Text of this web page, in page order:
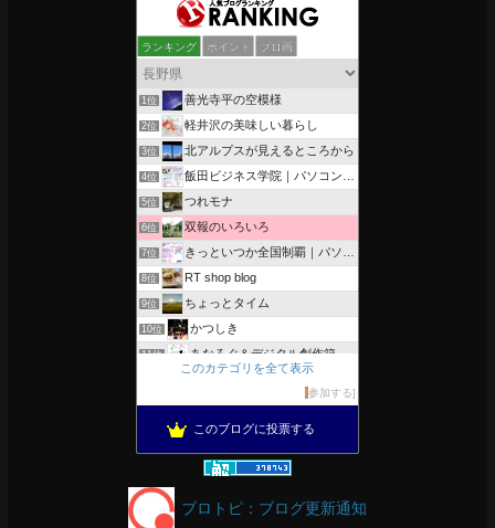
ランキング ポイント ブロ画
1位 善光寺平の空模様
2位 軽井沢の美味しい暮らし
3位 北アルプスが見えるところから
4位 飯田ビジネス学院｜パソコン、簿記、公共職業訓練と求職者支援
5位 つれモナ
6位 双報のいろいろ
7位 きっといつか全国制覇｜パソコン教室、簿記教室のスタッフブログ
8位 RT shop blog
9位 ちょっとタイム
10位 かつしき
11位 あなろぐ＆デジタル創作箱
軽井沢まったり生活 柴犬とともに
13位 がんばれ長野
のんびりいこうよ！
15位 OESセｴラ＆レイラ何気ない風景
このカテゴリを全て表示
参加する
このブログに投票する
ブロトピ：ブログ更新通知